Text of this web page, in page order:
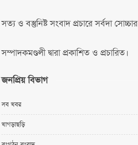
সত্য ও বস্তুনিষ্ট সংবাদ প্রচারে সর্বদা সোচ্চার
সম্পাদকমণ্ডলী দ্বারা প্রকাশিত ও প্রচারিত।
জনপ্রিয় বিভাগ
সব খবর
খাগড়াছড়ি